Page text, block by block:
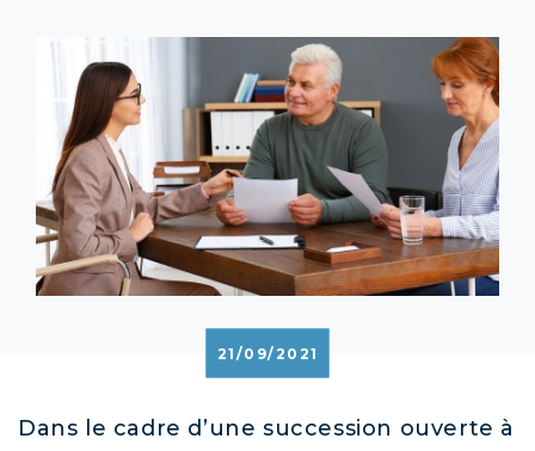
21/09/2021
Dans le cadre d’une succession ouverte à